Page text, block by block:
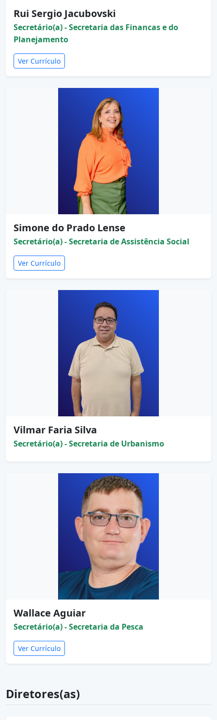
Rui Sergio Jacubovski
Secretário(a) - Secretaria das Financas e do
Planejamento
Ver Currículo
Simone do Prado Lense
Secretário(a) - Secretaria de Assistência Social
Ver Currículo
Vilmar Faria Silva
Secretário(a) - Secretaria de Urbanismo
Wallace Aguiar
Secretário(a) - Secretaria da Pesca
Ver Currículo
Diretores(as)